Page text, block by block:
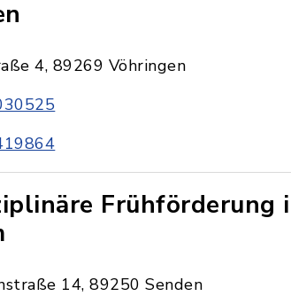
4, 89269 Vöhringen
Frühförderung
14, 89250 Senden